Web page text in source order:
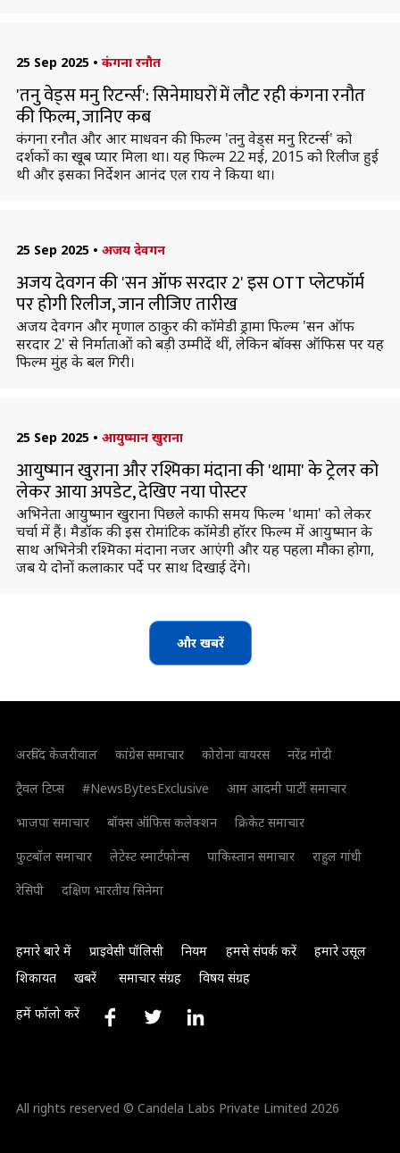
25 Sep 2025 • कंगना रनौत
'तनु वेड्स मनु रिटर्न्स': सिनेमाघरों में लौट रही कंगना रनौत
की फिल्म, जानिए कब
कंगना रनौत और आर माधवन की फिल्म 'तनु वेड्स मनु रिटर्न्स' को
दर्शकों का खूब प्यार मिला था। यह फिल्म 22 मई, 2015 को रिलीज हुई
थी और इसका निर्देशन आनंद एल राय ने किया था।
25 Sep 2025 • अजय देवगन
अजय देवगन की 'सन ऑफ सरदार 2' इस OTT प्लेटफॉर्म
पर होगी रिलीज, जान लीजिए तारीख
अजय देवगन और मृणाल ठाकुर की कॉमेडी ड्रामा फिल्म 'सन ऑफ
सरदार 2' से निर्माताओं को बड़ी उम्मीदें थीं, लेकिन बॉक्स ऑफिस पर यह
फिल्म मुंह के बल गिरी।
25 Sep 2025 • आयुष्मान खुराना
आयुष्मान खुराना और रश्मिका मंदाना की 'थामा' के ट्रेलर को
लेकर आया अपडेट, देखिए नया पोस्टर
अभिनेता आयुष्मान खुराना पिछले काफी समय फिल्म 'थामा' को लेकर
चर्चा में हैं। मैडॉक की इस रोमांटिक कॉमेडी हॉरर फिल्म में आयुष्मान के
साथ अभिनेत्री रश्मिका मंदाना नजर आएंगी और यह पहला मौका होगा,
जब ये दोनों कलाकार पर्दे पर साथ दिखाई देंगे।
और खबरें
अरविंद केजरीवाल कांग्रेस समाचार कोरोना वायरस
नरेंद्र मोदी
ट्रैवल टिप्स
#NewsBytesExclusive
आम आदमी पार्टी समाचार
भाजपा समाचार
बॉक्स ऑफिस कलेक्शन
क्रिकेट समाचार
फुटबॉल समाचार
लेटेस्ट स्मार्टफोन्स पाकिस्तान समाचार
राहुल गांधी
रेसिपी
दक्षिण भारतीय सिनेमा
हमारे बारे में प्राइवेसी पॉलिसी नियम हमसे संपर्क करें
हमारे उसूल
शिकायत
खबरें समाचार संग्रह विषय संग्रह
हमें फॉलो करें
All rights reserved © Candela Labs Private Limited 2026